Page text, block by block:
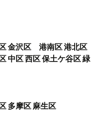
金沢区 港南区 港北区
中区 西区 保土ケ谷区 緑
多摩区 麻生区